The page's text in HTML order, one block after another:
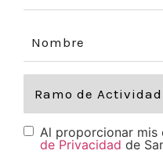
Al proporcionar mis
de Privacidad de